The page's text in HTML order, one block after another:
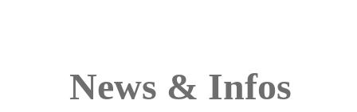
News & Infos